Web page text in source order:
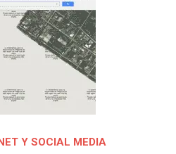
Y SOCIAL MEDIA